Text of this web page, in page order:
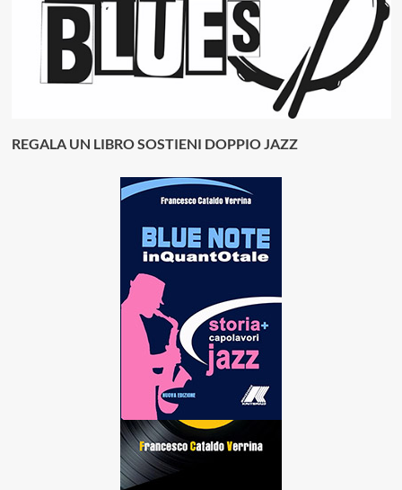
REGALA UN LIBRO SOSTIENI DOPPIO JAZZ